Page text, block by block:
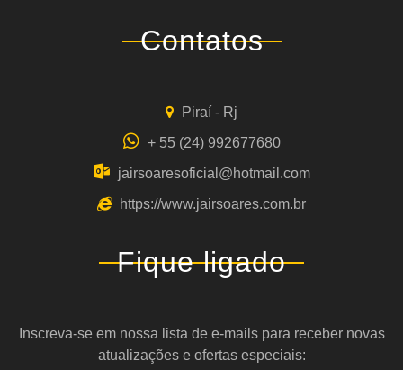
Contatos
Piraí - Rj
+ 55 (24) 992677680
jairsoaresoficial@hotmail.com
https://www.jairsoares.com.br
Fique ligado
Inscreva-se em nossa lista de e-mails para receber novas
atualizações e ofertas especiais: